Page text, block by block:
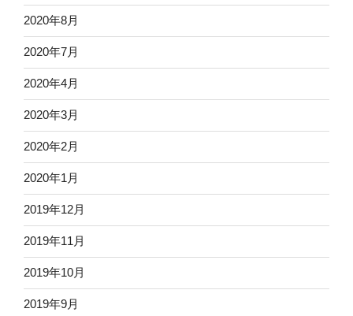
2020年8月
2020年7月
2020年4月
2020年3月
2020年2月
2020年1月
2019年12月
2019年11月
2019年10月
2019年9月